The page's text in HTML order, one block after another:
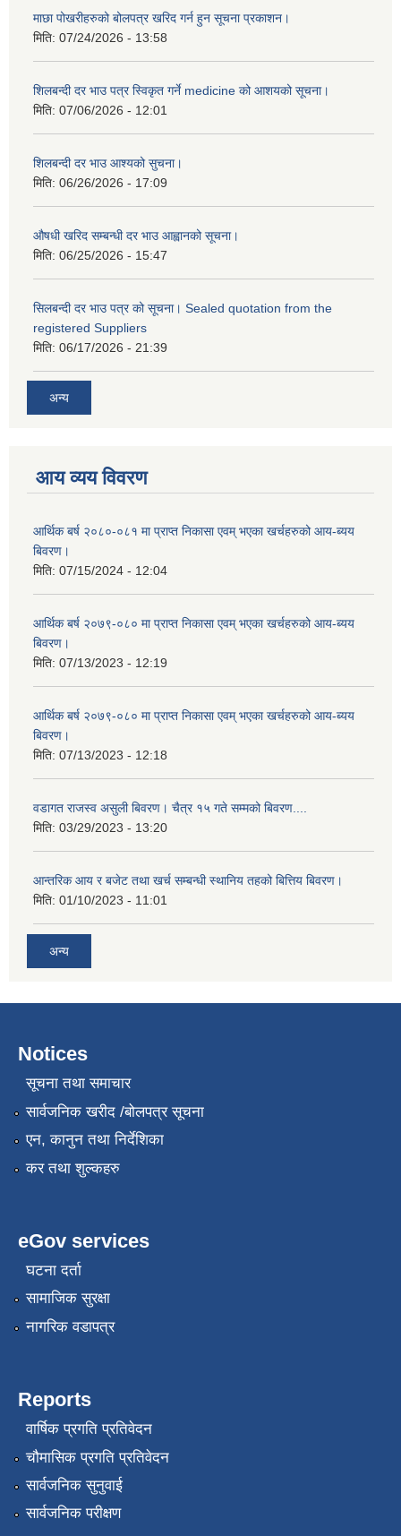
माछा पोखरीहरुको बोलपत्र खरिद गर्न हुन सूचना प्रकाशन।
मिति: 07/24/2026 - 13:58
शिलबन्दी दर भाउ पत्र स्विकृत गर्ने medicine को आशयको सूचना।
मिति: 07/06/2026 - 12:01
शिलबन्दी दर भाउ आश्यको सुचना।
मिति: 06/26/2026 - 17:09
औषधी खरिद सम्बन्धी दर भाउ आह्वानको सूचना।
मिति: 06/25/2026 - 15:47
सिलबन्दी दर भाउ पत्र को सूचना। Sealed quotation from the
registered Suppliers
मिति: 06/17/2026 - 21:39
अन्य
आय व्यय विवरण
आर्थिक बर्ष २०८०-०८१ मा प्राप्त निकासा एवम् भएका खर्चहरुको आय-ब्यय
बिवरण।
मिति: 07/15/2024 - 12:04
आर्थिक बर्ष २०७९-०८० मा प्राप्त निकासा एवम् भएका खर्चहरुको आय-ब्यय
बिवरण।
मिति: 07/13/2023 - 12:19
आर्थिक बर्ष २०७९-०८० मा प्राप्त निकासा एवम् भएका खर्चहरुको आय-ब्यय
बिवरण।
मिति: 07/13/2023 - 12:18
वडागत राजस्व असुली बिवरण। चैत्र १५ गते सम्मको बिवरण....
मिति: 03/29/2023 - 13:20
आन्तरिक आय र बजेट तथा खर्च सम्बन्धी स्थानिय तहको बित्तिय बिवरण।
मिति: 01/10/2023 - 11:01
अन्य
Notices
सूचना तथा समाचार
सार्वजनिक खरीद /बोलपत्र सूचना
एन, कानुन तथा निर्देशिका
कर तथा शुल्कहरु
eGov services
घटना दर्ता
सामाजिक सुरक्षा
नागरिक वडापत्र
Reports
वार्षिक प्रगति प्रतिवेदन
चौमासिक प्रगति प्रतिवेदन
सार्वजनिक सुनुवाई
सार्वजनिक परीक्षण